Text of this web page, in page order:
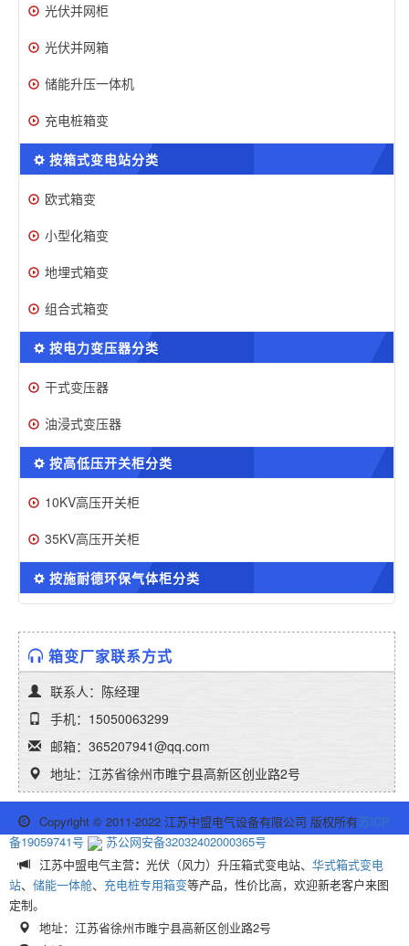
光伏并网柜
光伏并网箱
储能升压一体机
充电桩箱变
按箱式变电站分类
欧式箱变
小型化箱变
地埋式箱变
组合式箱变
按电力变压器分类
干式变压器
油浸式变压器
按高低压开关柜分类
10KV高压开关柜
35KV高压开关柜
按施耐德环保气体柜分类
箱变厂家联系方式
联系人：陈经理
手机：15050063299
邮箱：365207941@qq.com
地址：江苏省徐州市睢宁县高新区创业路2号
Copyright © 2011-2022 江苏中盟电气设备有限公司 版权所有苏ICP
备19059741号
苏公网安备32032402000365号
江苏中盟电气主营： 光伏（风力）升压箱式变电站、 华式箱式变电
站、 储能一体舱、 充电桩专用箱变等产品，性价比高，欢迎新老客户来图
定制。
地址：江苏省徐州市睢宁县高新区创业路2号